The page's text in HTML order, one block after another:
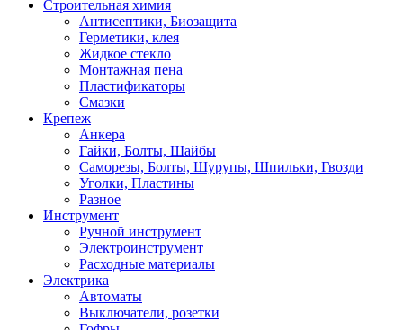
Строительная химия
Антисептики, Биозащита
Герметики, клея
Жидкое стекло
Монтажная пена
Пластификаторы
Смазки
Крепеж
Анкера
Гайки, Болты, Шайбы
Саморезы, Болты, Шурупы, Шпильки, Гвозди
Уголки, Пластины
Разное
Инструмент
Ручной инструмент
Электроинструмент
Расходные материалы
Электрика
Автоматы
Выключатели, розетки